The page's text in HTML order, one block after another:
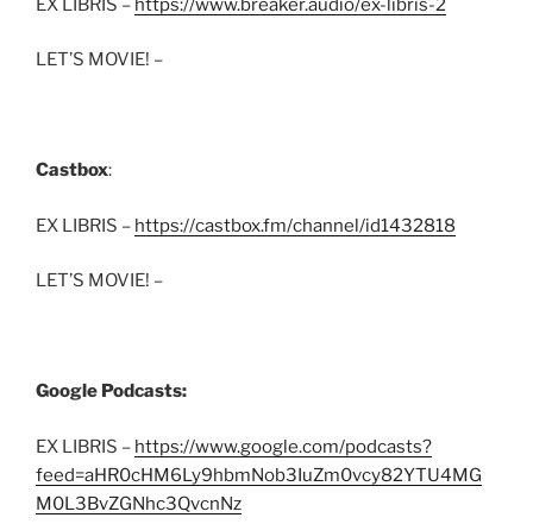
EX LIBRIS – https://www.breaker.audio/ex-libris-2
LET’S MOVIE! –
Castbox:
EX LIBRIS – https://castbox.fm/channel/id1432818
LET’S MOVIE! –
Google Podcasts:
EX LIBRIS – https://www.google.com/podcasts?
feed=aHR0cHM6Ly9hbmNob3IuZm0vcy82YTU4MG
M0L3BvZGNhc3QvcnNz